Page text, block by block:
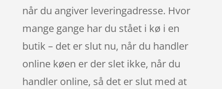
når du angiver leveringadresse. Hvor
mange gange har du stået i kø i en
butik – det er slut nu, når du handler
online køen er der slet ikke, når du
handler online, så det er slut med at